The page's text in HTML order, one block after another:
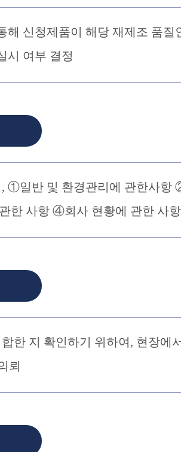
해 신청제품이 해당 재제조 품질
시 여부 결정
①일반 및 환경관리에 관한사항
한 사항 ④회사 현황에 관한 사
한 지 확인하기 위하여, 현장에
뢰